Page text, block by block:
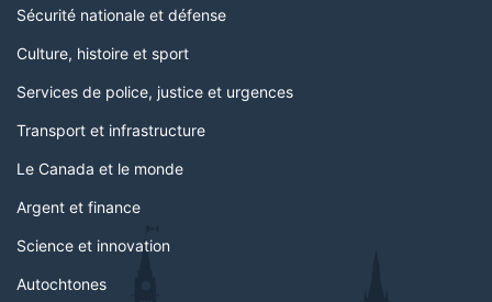
Sécurité nationale et défense
Culture, histoire et sport
Services de police, justice et urgences
Transport et infrastructure
Le Canada et le monde
Argent et finance
Science et innovation
Autochtones